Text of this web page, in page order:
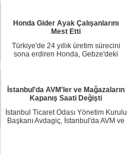
Honda Gider Ayak Çalışanlarını
Mest Etti
Türkiye'de 24 yıllık üretim sürecini
sona erdiren Honda, Gebze'deki
İstanbul'da AVM'ler ve Mağazaların
Kapanış Saati Değişti
İstanbul Ticaret Odası Yönetim Kurulu
Başkanı Avdagiç, İstanbul'da AVM ve